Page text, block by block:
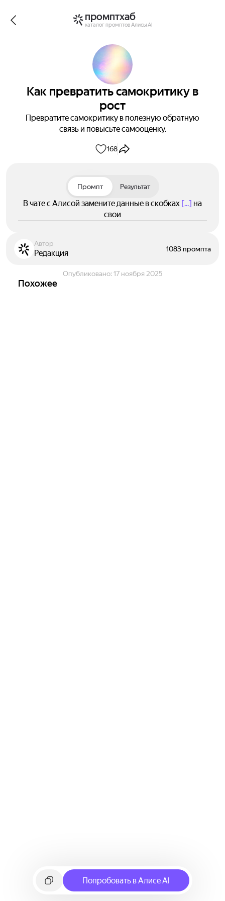
промптхаб
каталог промптов Алисы AI
Как превратить самокритику в
рост
Превратите самокритику в полезную обратную
связь и повысьте самооценку.
168
Промпт Результат
В чате с Алисой замените данные в скобках [...] на
свои
Автор
Редакция 1083 промпта
Опубликовано: 17 ноября 2025
Похожее
Попробовать в Алисе AI